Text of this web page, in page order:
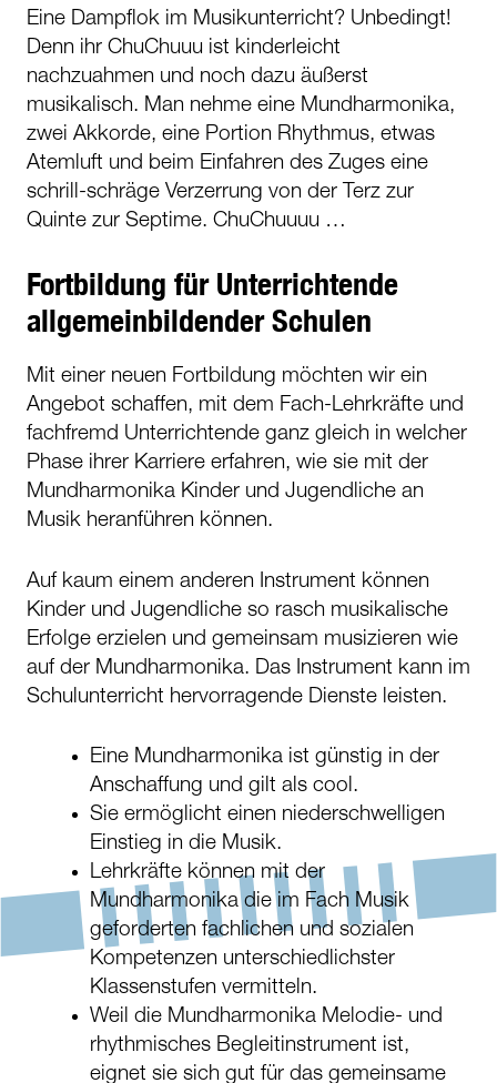
Eine Dampflok im Musikunterricht? Unbedingt!
Denn ihr ChuChuuu ist kinderleicht
nachzuahmen und noch dazu äußerst
musikalisch. Man nehme eine Mundharmonika,
zwei Akkorde, eine Portion Rhythmus, etwas
Atemluft und beim Einfahren des Zuges eine
schrill-schräge Verzerrung von der Terz zur
Quinte zur Septime. ChuChuuuu …
Fortbildung für Unterrichtende
allgemeinbildender Schulen
Mit einer neuen Fortbildung möchten wir ein
Angebot schaffen, mit dem Fach-Lehrkräfte und
fachfremd Unterrichtende ganz gleich in welcher
Phase ihrer Karriere erfahren, wie sie mit der
Mundharmonika Kinder und Jugendliche an
Musik heranführen können.
Auf kaum einem anderen Instrument können
Kinder und Jugendliche so rasch musikalische
Erfolge erzielen und gemeinsam musizieren wie
auf der Mundharmonika. Das Instrument kann im
Schulunterricht hervorragende Dienste leisten.
Eine Mundharmonika ist günstig in der
Anschaffung und gilt als cool.
Sie ermöglicht einen niederschwelligen
Einstieg in die Musik.
Lehrkräfte können mit der
Mundharmonika die im Fach Musik
geforderten fachlichen und sozialen
Kompetenzen unterschiedlichster
Klassenstufen vermitteln.
Weil die Mundharmonika Melodie- und
rhythmisches Begleitinstrument ist,
eignet sie sich gut für das gemeinsame